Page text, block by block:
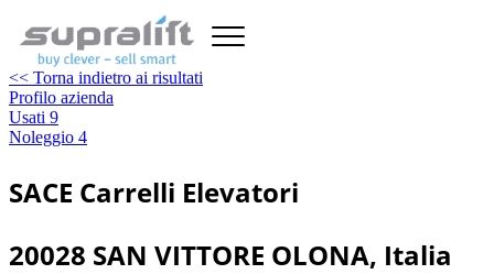
<< Torna indietro ai risultati
Profilo azienda
Usati 9
Noleggio 4
SACE Carrelli Elevatori
20028 SAN VITTORE OLONA, Italia